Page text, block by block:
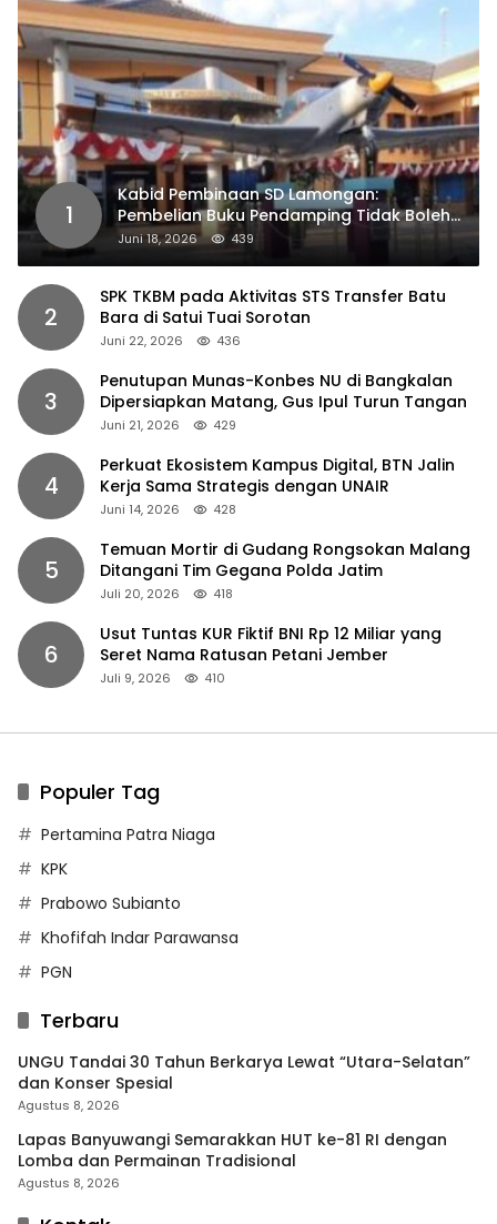
1
Kabid Pembinaan SD Lamongan:
Pembelian Buku Pendamping Tidak Boleh
Dipaksakan
Juni 18, 2026 439
2
SPK TKBM pada Aktivitas STS Transfer Batu
Bara di Satui Tuai Sorotan
Juni 22, 2026 436
3
Penutupan Munas-Konbes NU di Bangkalan
Dipersiapkan Matang, Gus Ipul Turun Tangan
Juni 21, 2026 429
4
Perkuat Ekosistem Kampus Digital, BTN Jalin
Kerja Sama Strategis dengan UNAIR
Juni 14, 2026 428
5
Temuan Mortir di Gudang Rongsokan Malang
Ditangani Tim Gegana Polda Jatim
Juli 20, 2026 418
6
Usut Tuntas KUR Fiktif BNI Rp 12 Miliar yang
Seret Nama Ratusan Petani Jember
Juli 9, 2026 410
Populer Tag
Pertamina Patra Niaga
KPK
Prabowo Subianto
Khofifah Indar Parawansa
PGN
Terbaru
UNGU Tandai 30 Tahun Berkarya Lewat “Utara-Selatan”
dan Konser Spesial
Agustus 8, 2026
Lapas Banyuwangi Semarakkan HUT ke-81 RI dengan
Lomba dan Permainan Tradisional
Agustus 8, 2026